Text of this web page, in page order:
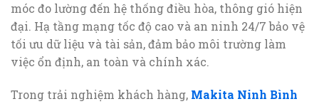
móc đo lường đến hệ thống điều hòa, thông gió hiện
đại. Hạ tầng mạng tốc độ cao và an ninh 24/7 bảo vệ
tối ưu dữ liệu và tài sản, đảm bảo môi trường làm
việc ổn định, an toàn và chính xác.
Trong trải nghiệm khách hàng, Makita Ninh Bình